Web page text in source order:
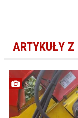
ARTYKUŁY Z